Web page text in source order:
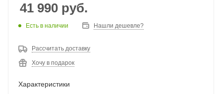
41 990 руб.
Есть в наличии Нашли дешевле?
Рассчитать доставку
Хочу в подарок
Характеристики